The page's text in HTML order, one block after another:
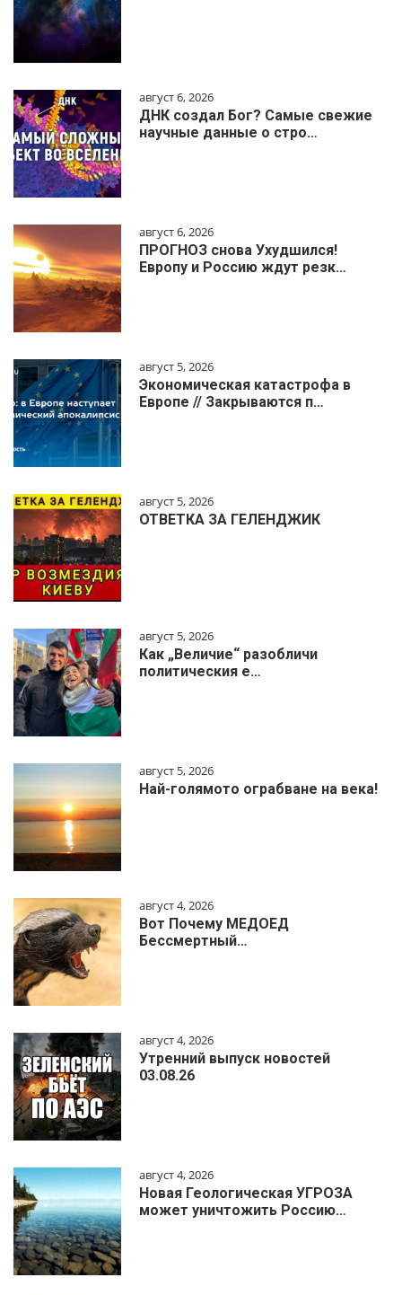
август 6, 2026
ДНК создал Бог? Самые свежие
научные данные о стро…
август 6, 2026
ПРОГНОЗ снова Ухудшился!
Европу и Россию ждут резк…
август 5, 2026
Экономическая катастрофа в
Европе // Закрываются п…
август 5, 2026
ОТВЕТКА ЗА ГЕЛЕНДЖИК
август 5, 2026
Как „Величие“ разобличи
политическия е…
август 5, 2026
Най-голямото ограбване на века!
август 4, 2026
Вот Почему МЕДОЕД
Бессмертный…
август 4, 2026
Утренний выпуск новостей
03.08.26
август 4, 2026
Новая Геологическая УГРОЗА
может уничтожить Россию…